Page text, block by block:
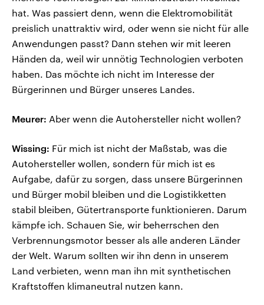
hat. Was passiert denn, wenn die Elektromobilität
preislich unattraktiv wird, oder wenn sie nicht für alle
Anwendungen passt? Dann stehen wir mit leeren
Händen da, weil wir unnötig Technologien verboten
haben. Das möchte ich nicht im Interesse der
Bürgerinnen und Bürger unseres Landes.
Meurer: Aber wenn die Autohersteller nicht wollen?
Wissing: Für mich ist nicht der Maßstab, was die
Autohersteller wollen, sondern für mich ist es
Aufgabe, dafür zu sorgen, dass unsere Bürgerinnen
und Bürger mobil bleiben und die Logistikketten
stabil bleiben, Gütertransporte funktionieren. Darum
kämpfe ich. Schauen Sie, wir beherrschen den
Verbrennungsmotor besser als alle anderen Länder
der Welt. Warum sollten wir ihn denn in unserem
Land verbieten, wenn man ihn mit synthetischen
Kraftstoffen klimaneutral nutzen kann.